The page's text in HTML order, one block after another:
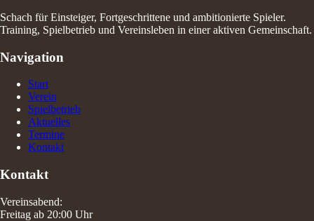
Schach für Einsteiger, Fortgeschrittene und ambitionierte Spieler.
Training, Spielbetrieb und Vereinsleben in einer aktiven Gemeinschaft.
Navigation
Start
Verein
Spielbetrieb
Aktuelles
Termine
Kontakt
Kontakt
Vereinsabend:
Freitag ab 20:00 Uhr